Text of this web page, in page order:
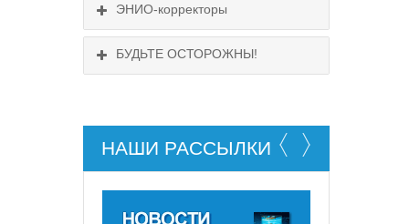
ЭНИО-корректоры
БУДЬТЕ ОСТОРОЖНЫ!
НАШИ РАССЫЛКИ